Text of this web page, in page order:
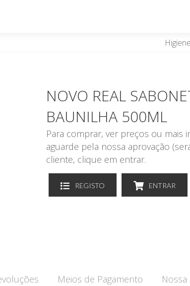
Higiene
NOVO REAL
BAUNILHA 500ML
Para comprar, ver preços ou mais
aguarde pela nossa aprovação
cliente, clique em entrar.
REGISTO ENTRAR
Meios de Pagamento